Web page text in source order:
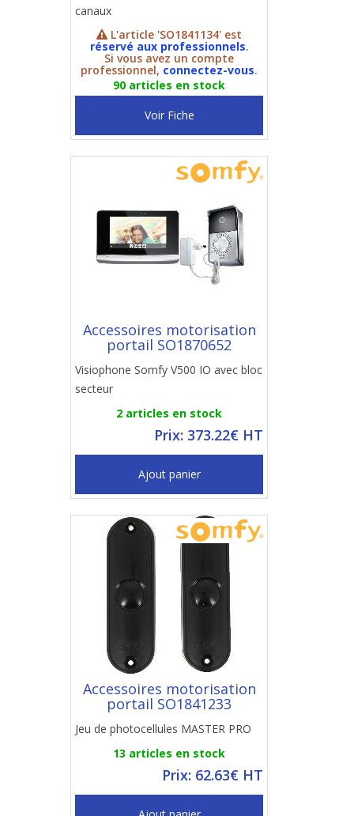
canaux
L'article 'SO1841134' est
réservé aux professionnels.
Si vous avez un compte
professionnel, connectez-vous.
90 articles en stock
Voir Fiche
Accessoires motorisation
portail SO1870652
Visiophone Somfy V500 IO avec bloc
secteur
2 articles en stock
Prix: 373.22€ HT
Ajout panier
Accessoires motorisation
portail SO1841233
Jeu de photocellules MASTER PRO
13 articles en stock
Prix: 62.63€ HT